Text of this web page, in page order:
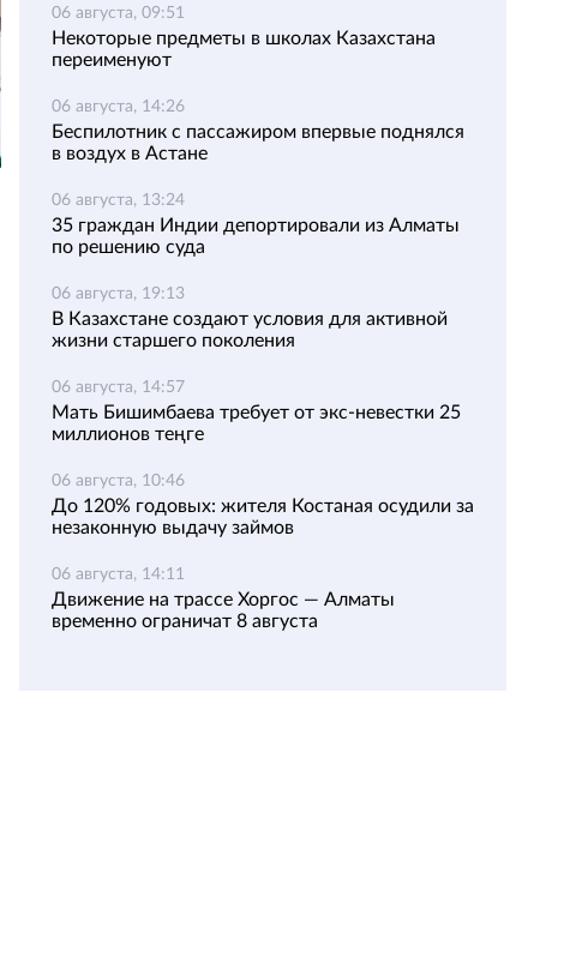
06 августа, 09:51
Некоторые предметы в школах Казахстана
переименуют
06 августа, 14:26
Беспилотник с пассажиром впервые поднялся
в воздух в Астане
06 августа, 13:24
35 граждан Индии депортировали из Алматы
по решению суда
06 августа, 19:13
В Казахстане создают условия для активной
жизни старшего поколения
06 августа, 14:57
Мать Бишимбаева требует от экс-невестки 25
миллионов теңге
06 августа, 10:46
До 120% годовых: жителя Костаная осудили за
незаконную выдачу займов
06 августа, 14:11
Движение на трассе Хоргос — Алматы
временно ограничат 8 августа